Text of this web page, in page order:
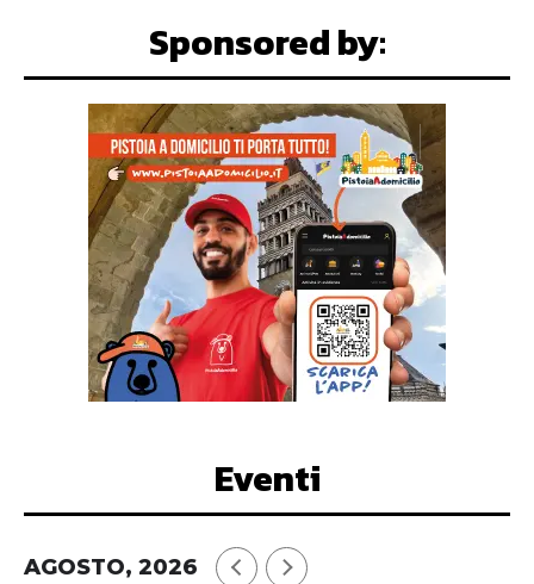
Sponsored by:
Eventi
AGOSTO, 2026